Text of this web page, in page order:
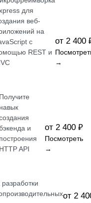
для
веб-
на
с
REST и
от 2 400
→
Получите
навык
и
построения
HTTP API
от 2 400 ₽
Посмотреть
→
от 2